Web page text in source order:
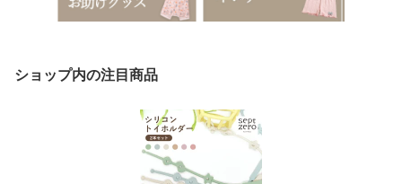
ショップ内の注目商品